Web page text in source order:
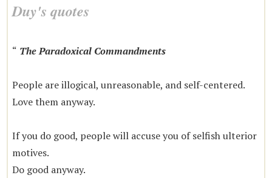
Duy's quotes
“ The Paradoxical Commandments
People are illogical, unreasonable, and self-centered.
Love them anyway.
If you do good, people will accuse you of selfish ulterior
motives.
Do good anyway.